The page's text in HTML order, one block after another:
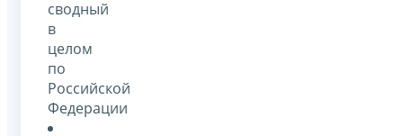
сводный
в
целом
по
Российской
Федерации